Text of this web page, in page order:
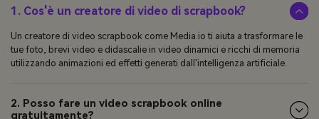
1. Cos'è un creatore di video di scrapbook?
Un creatore di video scrapbook come Media.io ti aiuta a trasformare le
tue foto, brevi video e didascalie in video dinamici e ricchi di memoria
utilizzando animazioni ed effetti generati dall'intelligenza artificiale.
2. Posso fare un video scrapbook online
gratuitamente?